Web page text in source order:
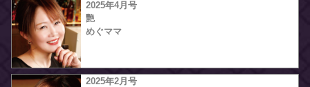
2025年4月号
艷
めぐママ
2025年2月号